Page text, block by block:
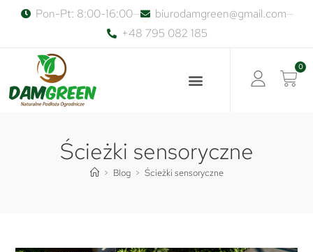
Pon-Pt: 8:00-16:00
biurodamgreen@gmail.com
+48 795 082 185
0
Ścieżki sensoryczne
> Blog > Ścieżki sensoryczne